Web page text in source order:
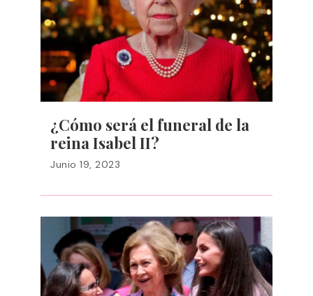
¿Cómo será el funeral de la
reina Isabel II?
Junio 19, 2023